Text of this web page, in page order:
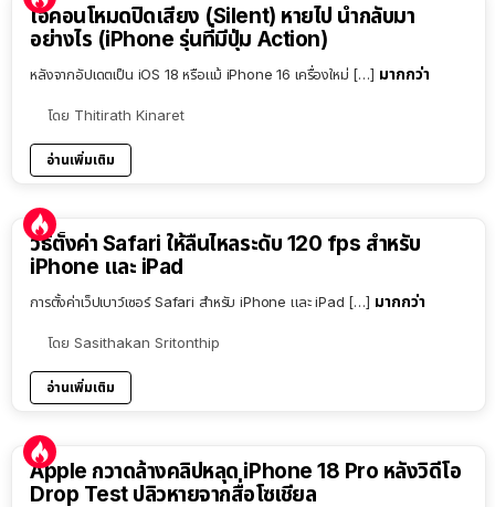
ไอคอนโหมดปิดเสียง (Silent) หายไป นำกลับมา
อย่างไร (iPhone รุ่นที่มีปุ่ม Action)
หลังจากอัปเดตเป็น iOS 18 หรือแม้ iPhone 16 เครื่องใหม่ […] มากกว่า
โดย Thitirath Kinaret
อ่านเพิ่มเติม
วิธีตั้งค่า Safari ให้ลื่นไหลระดับ 120 fps สำหรับ
iPhone และ iPad
การตั้งค่าเว็ปเบาว์เซอร์ Safari สำหรับ iPhone และ iPad […] มากกว่า
โดย Sasithakan Sritonthip
อ่านเพิ่มเติม
Apple กวาดล้างคลิปหลุด iPhone 18 Pro หลังวิดีโอ
Drop Test ปลิวหายจากสื่อโซเชียล